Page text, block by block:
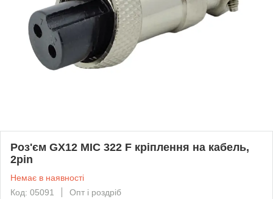
Роз'єм GX12 MIC 322 F кріплення на кабель,
2pin
Немає в наявності
Код: 05091
Опт і роздріб